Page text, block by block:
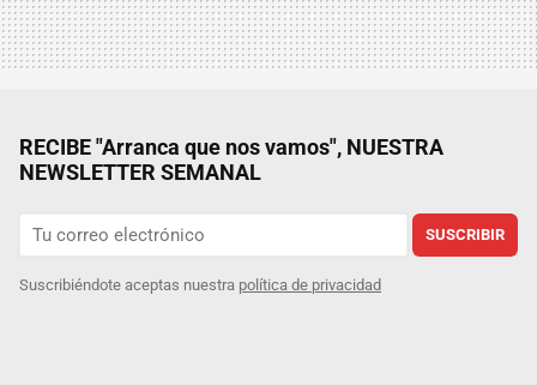
RECIBE "Arranca que nos vamos", NUESTRA
NEWSLETTER SEMANAL
SUSCRIBIR
Suscribiéndote aceptas nuestra política de privacidad